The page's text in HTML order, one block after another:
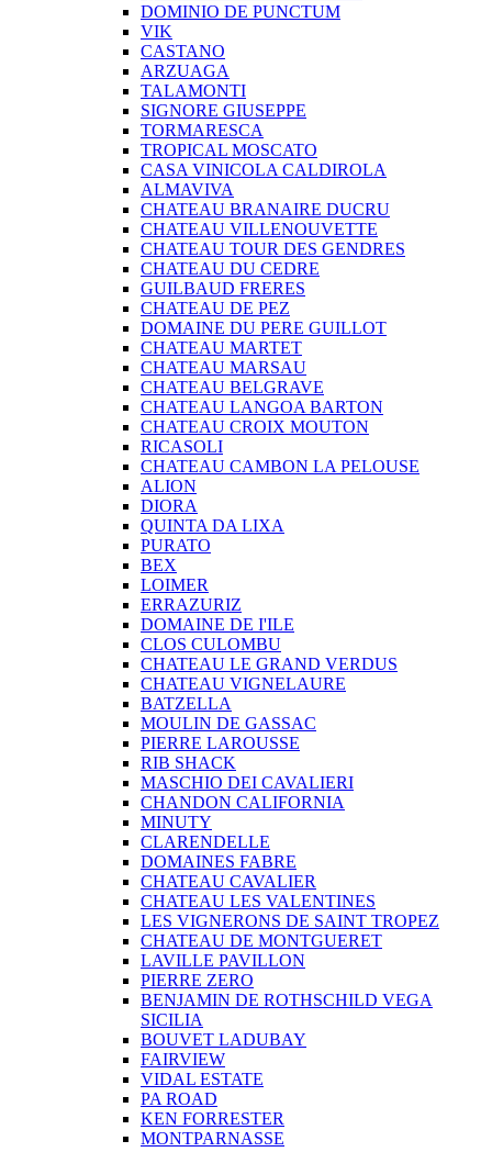
DOMINIO DE PUNCTUM
VIK
CASTANO
ARZUAGA
TALAMONTI
SIGNORE GIUSEPPE
TORMARESCA
TROPICAL MOSCATO
CASA VINICOLA CALDIROLA
ALMAVIVA
CHATEAU BRANAIRE DUCRU
CHATEAU VILLENOUVETTE
CHATEAU TOUR DES GENDRES
CHATEAU DU CEDRE
GUILBAUD FRERES
CHATEAU DE PEZ
DOMAINE DU PERE GUILLOT
CHATEAU MARTET
CHATEAU MARSAU
CHATEAU BELGRAVE
CHATEAU LANGOA BARTON
CHATEAU CROIX MOUTON
RICASOLI
CHATEAU CAMBON LA PELOUSE
ALION
DIORA
QUINTA DA LIXA
PURATO
BEX
LOIMER
ERRAZURIZ
DOMAINE DE I'ILE
CLOS CULOMBU
CHATEAU LE GRAND VERDUS
CHATEAU VIGNELAURE
BATZELLA
MOULIN DE GASSAC
PIERRE LAROUSSE
RIB SHACK
MASCHIO DEI CAVALIERI
CHANDON CALIFORNIA
MINUTY
CLARENDELLE
DOMAINES FABRE
CHATEAU CAVALIER
CHATEAU LES VALENTINES
LES VIGNERONS DE SAINT TROPEZ
CHATEAU DE MONTGUERET
LAVILLE PAVILLON
PIERRE ZERO
BENJAMIN DE ROTHSCHILD VEGA
SICILIA
BOUVET LADUBAY
FAIRVIEW
VIDAL ESTATE
PA ROAD
KEN FORRESTER
MONTPARNASSE